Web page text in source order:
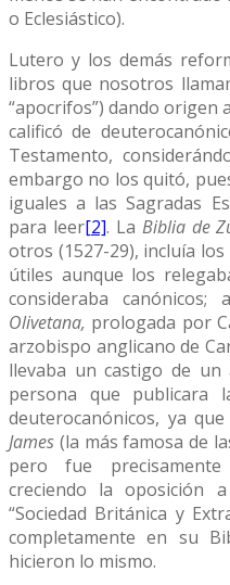
o Eclesiástico).
Lutero y los demás
libros que nosotros
“apocrifos”) dando origen
calificó de
Testamento,
embargo no los quitó,
iguales a las Sagradas
para leer[2]. La Biblia de
otros (1527-29), incluía
útiles aunque los
consideraba
Olivetana, prologada por
arzobispo anglicano de
llevaba un castigo de un
persona que
deuterocanónicos, ya
James (la más famosa de
pero fue
creciendo la oposición
“Sociedad Británica y
completamente en su
hicieron lo mismo.